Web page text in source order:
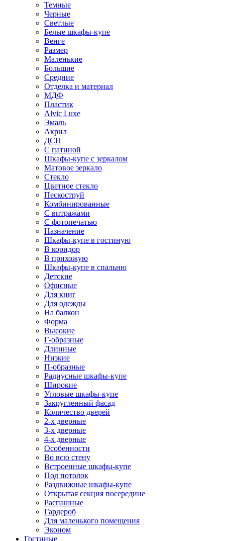
Темные
Черные
Светлые
Белые шкафы-купе
Венге
Размер
Маленькие
Большие
Средние
Отделка и материал
МДФ
Пластик
Alvic Luxe
Эмаль
Акрил
ДСП
С патиной
Шкафы-купе с зеркалом
Матовое зеркало
Стекло
Цветное стекло
Пескоструй
Комбинированные
С витражами
С фотопечатью
Назначение
Шкафы-купе в гостиную
В коридор
В прихожую
Шкафы-купе в спальню
Детские
Офисные
Для книг
Для одежды
На балкон
Форма
Высокие
Г-образные
Длинные
Низкие
П-образные
Радиусные шкафы-купе
Широкие
Угловые шкафы-купе
Закругленный фасад
Количество дверей
2-х дверные
3-х дверные
4-х дверные
Особенности
Во всю стену
Встроенные шкафы-купе
Под потолок
Раздвижные шкафы-купе
Открытая секция посередине
Распашные
Гардероб
Для маленького помещения
Эконом
Гостиные